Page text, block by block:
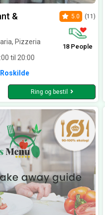
&
Pizzeria
til 20:00
5.0 (11)
18 People
Ring og bestil